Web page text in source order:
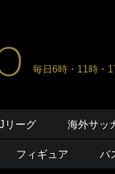
毎日6時・11時・
Jリーグ 海外サッ
フィギュア バ